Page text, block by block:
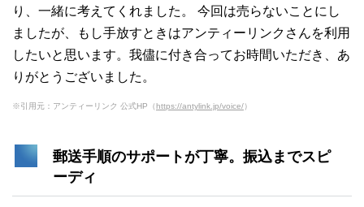
り、一緒に考えてくれました。 今回は売らないことにし
ましたが、もし手放すときはアンティーリンクさんを利用
したいと思います。我儘に付き合ってお時間いただき、あ
りがとうございました。
※引用元：アンティーリンク 公式HP（https://antylink.jp/voice/）
郵送手順のサポートが丁寧。振込までスピ
ーディ